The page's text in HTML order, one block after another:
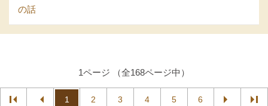
の話
1ページ （全168ページ中）
1 2 3 4 5 6